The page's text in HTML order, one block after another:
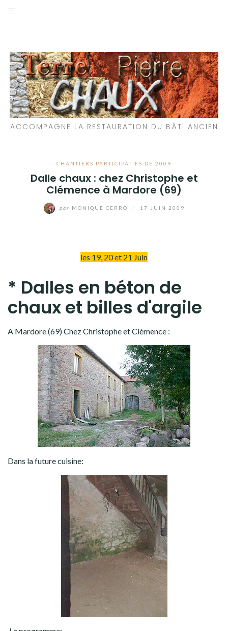
Aller
ACCOMPAGNE LA RESTAURATION DU BÂTI ANCIEN
CHANTIERS PARTICIPATIFS DE 2009
Dalle chaux : chez Christophe et
Clémence à Mardore (69)
par MONIQUE CERRO 17 JUIN 2009
les 19, 20 et 21 Juin
* Dalles en béton de
chaux et billes d'argile
A Mardore (69) Chez Christophe et Clémence :
Dans la future cuisine:
PARTICIPATIFS
CHANTIERS RÉALISÉS
QUE PROPOSONS-NOUS ?